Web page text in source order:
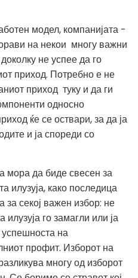
модел, компанијата -
на некои многу важни
не успее да го
приход. Потребно е не
приход туку и да ги
односно
ќе се оствари, за да ја
и ја спореди со
мора да биде свесен за
илузуја, како последица
за секој важен избор: не
го замагли или ја
на
профит. Изборот на
многу од изборот